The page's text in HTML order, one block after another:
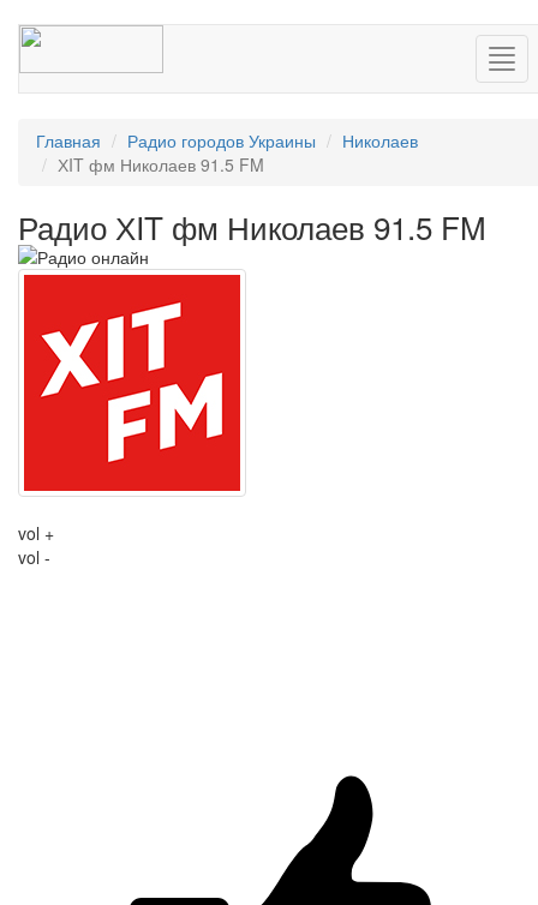
Главная Радио городов Украины
Николаев
ХIT фм Николаев 91.5 FM
Радио ХIT фм Николаев 91.5 FM
vol +
vol -